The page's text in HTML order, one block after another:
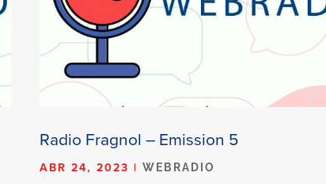
Radio Fragnol – Emission 5
ABR 24, 2023 |WEBRADIO